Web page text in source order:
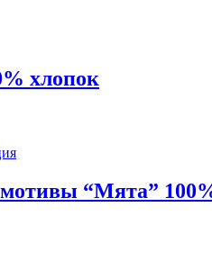
хлопок
“Мята”